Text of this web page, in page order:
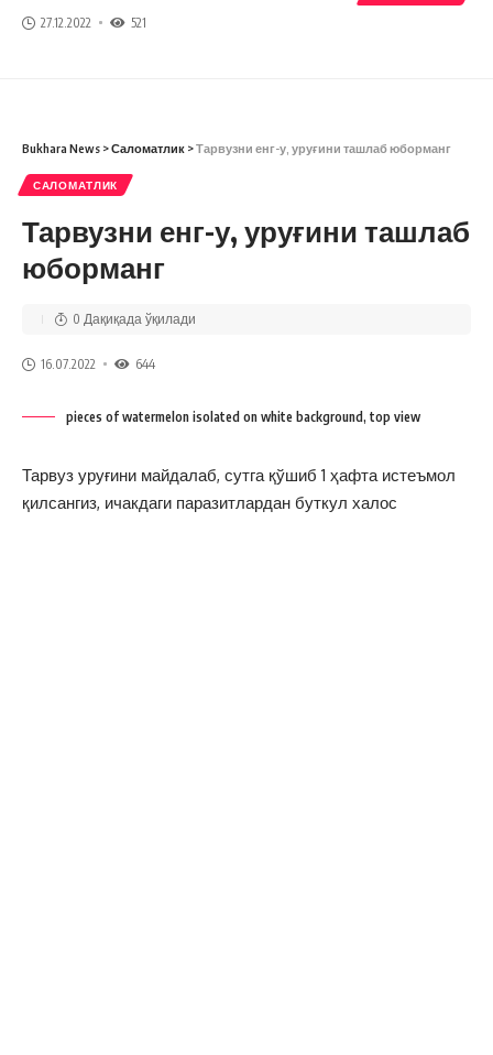
27.12.2022 521
Bukhara News >Саломатлик >Тарвузни енг-у, уруғини ташлаб юборманг
САЛОМАТЛИК
Тарвузни енг-у, уруғини ташлаб
юборманг
16.07.2022 644
0 Дақиқада ўқилади
pieces of watermelon isolated on white background, top view
Тарвуз уруғини майдалаб, сутга қўшиб 1 ҳафта истеъмол
қилсангиз, ичакдаги паразитлардан буткул халос